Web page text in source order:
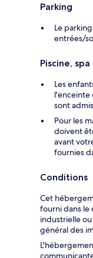
Parking
Le
entrées/
Piscine,
Les
l'enceinte
sont
Pour les
doivent
avant
fournies
Conditions
Cet
fourni dans le
industrielle ou
général des